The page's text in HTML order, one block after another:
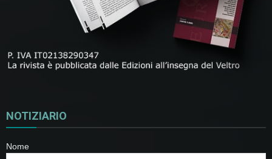
NOTIZIARIO
Nome